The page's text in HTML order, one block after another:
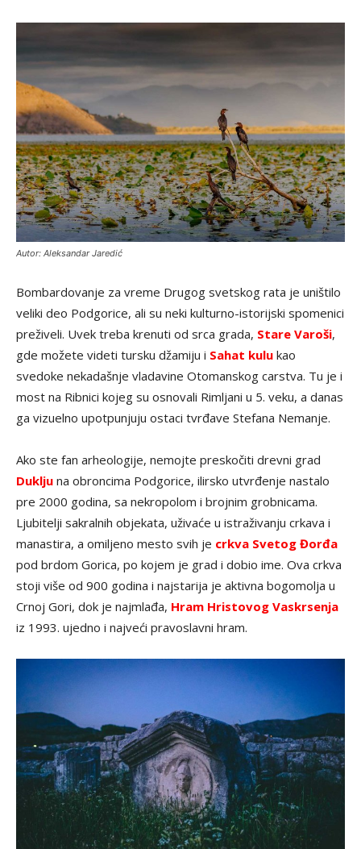
Autor: Aleksandar Jaredić
Bombardovanje za vreme Drugog svetskog rata je uništilo
veliki deo Podgorice, ali su neki kulturno-istorijski spomenici
preživeli. Uvek treba krenuti od srca grada, Stare Varoši,
gde možete videti tursku džamiju i Sahat kulu kao
svedoke nekadašnje vladavine Otomanskog carstva. Tu je i
most na Ribnici kojeg su osnovali Rimljani u 5. veku, a danas
ga vizuelno upotpunjuju ostaci tvrđave Stefana Nemanje.
Ako ste fan arheologije, nemojte preskočiti drevni grad
Duklju na obroncima Podgorice, ilirsko utvrđenje nastalo
pre 2000 godina, sa nekropolom i brojnim grobnicama.
Ljubitelji sakralnih objekata, uživaće u istraživanju crkava i
manastira, a omiljeno mesto svih je crkva Svetog Đorđa
pod brdom Gorica, po kojem je grad i dobio ime. Ova crkva
stoji više od 900 godina i najstarija je aktivna bogomolja u
Crnoj Gori, dok je najmlađa, Hram Hristovog Vaskrsenja
iz 1993. ujedno i najveći pravoslavni hram.